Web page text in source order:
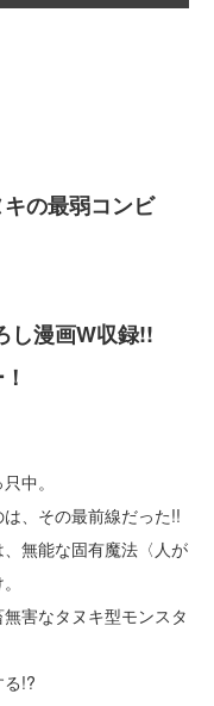
の最弱コンビ
し漫画W収録!!
中。
、その最前線だった!!
無能な固有魔法〈人が
害なタヌキ型モンスタ
!?